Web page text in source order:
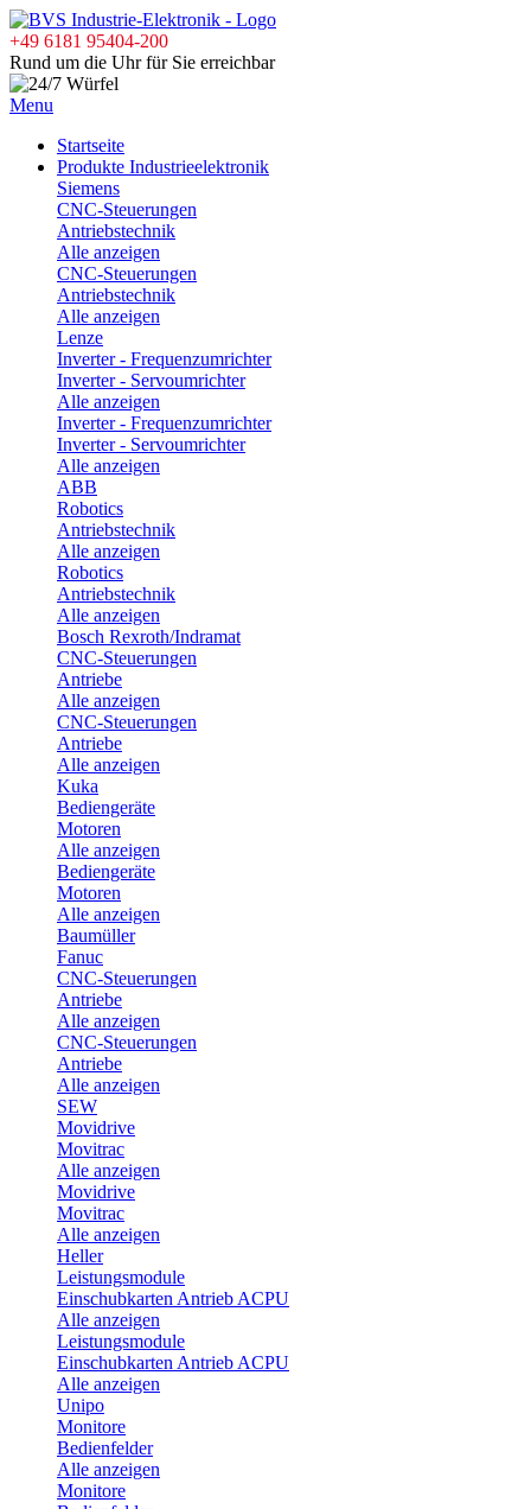
+49 6181 95404-200
Rund um die Uhr für Sie erreichbar
Menu
Startseite
Produkte Industrieelektronik
Siemens
CNC-Steuerungen
Antriebstechnik
Alle anzeigen
CNC-Steuerungen
Antriebstechnik
Alle anzeigen
Lenze
Inverter - Frequenzumrichter
Inverter - Servoumrichter
Alle anzeigen
Inverter - Frequenzumrichter
Inverter - Servoumrichter
Alle anzeigen
ABB
Robotics
Antriebstechnik
Alle anzeigen
Robotics
Antriebstechnik
Alle anzeigen
Bosch Rexroth/Indramat
CNC-Steuerungen
Antriebe
Alle anzeigen
CNC-Steuerungen
Antriebe
Alle anzeigen
Kuka
Bediengeräte
Motoren
Alle anzeigen
Bediengeräte
Motoren
Alle anzeigen
Baumüller
Fanuc
CNC-Steuerungen
Antriebe
Alle anzeigen
CNC-Steuerungen
Antriebe
Alle anzeigen
SEW
Movidrive
Movitrac
Alle anzeigen
Movidrive
Movitrac
Alle anzeigen
Heller
Leistungsmodule
Einschubkarten Antrieb ACPU
Alle anzeigen
Leistungsmodule
Einschubkarten Antrieb ACPU
Alle anzeigen
Unipo
Monitore
Bedienfelder
Alle anzeigen
Monitore